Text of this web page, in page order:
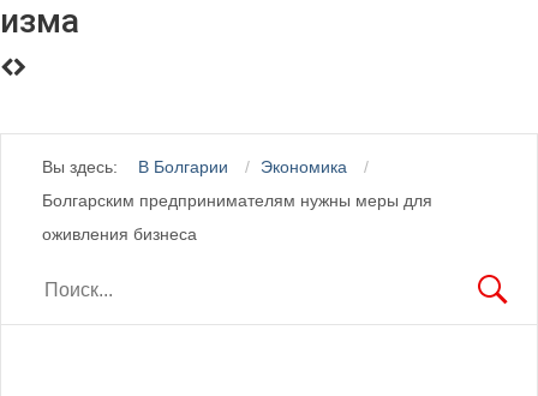
изма
Вы здесь: В Болгарии
Экономика
Болгарским предпринимателям нужны меры для
оживления бизнеса